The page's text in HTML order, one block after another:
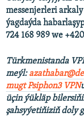
messenjerleri
ýagdaýda
724 168 989 we
Türkmenistanda
meýl:
mugt Psiphon3 VPN
üçin ýükläp
şahsyýetiňiziň doly